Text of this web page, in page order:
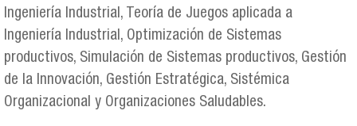
Ingeniería Industrial, Teoría de Juegos aplicada a
Ingeniería Industrial, Optimización de Sistemas
productivos, Simulación de Sistemas productivos, Gestión
de la Innovación, Gestión Estratégica, Sistémica
Organizacional y Organizaciones Saludables.